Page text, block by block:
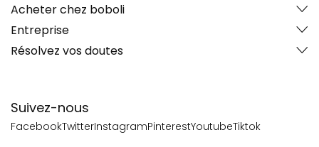
Suivez-nous
FacebookTwitterInstagramPinterestYoutubeTiktok
Acheter chez boboli
Entreprise
Résolvez vos doutes